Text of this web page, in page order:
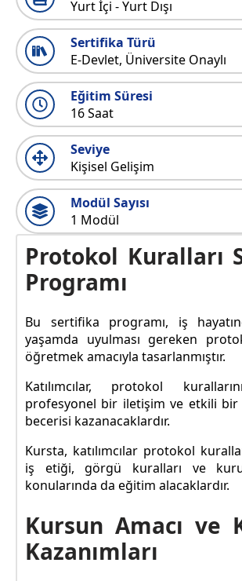
Yurt İçi - Yurt Dışı
Sertifika Türü
E-Devlet, Üniversite Onaylı
Eğitim Süresi
16 Saat
Seviye
Kişisel Gelişim
Modül Sayısı
1 Modül
Protokol Kuralları
Programı
Bu sertifika programı, iş
yaşamda uyulması gereken
öğretmek amacıyla tasarlanmıştır.
Katılımcılar, protokol
profesyonel bir iletişim ve etkili
becerisi kazanacaklardır.
Kursta, katılımcılar protokol
iş etiği, görgü kuralları ve
konularında da eğitim alacaklardır.
Kursun Amacı ve
Kazanımları